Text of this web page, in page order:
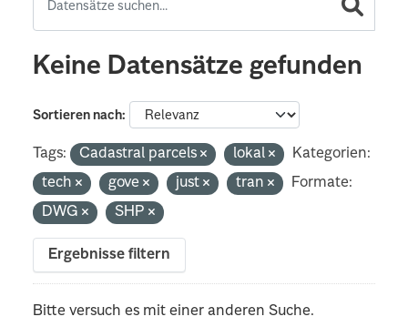
Keine Datensätze gefunden
Sortieren nach
Tags: Cadastral parcels lokal
Kategorien:
tech
gove just tran
Formate:
DWG
SHP
Ergebnisse filtern
Bitte versuch es mit einer anderen Suche.